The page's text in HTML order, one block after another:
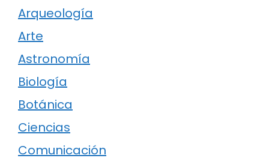
Arqueología
Arte
Astronomía
Biología
Botánica
Ciencias
Comunicación